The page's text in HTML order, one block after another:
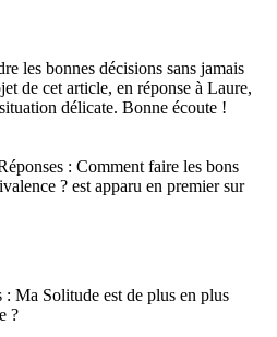
les bonnes décisions sans jamais
de cet article, en réponse à Laure,
délicate. Bonne écoute !
: Comment faire les bons
? est apparu en premier sur
: Ma Solitude est de plus en plus
?